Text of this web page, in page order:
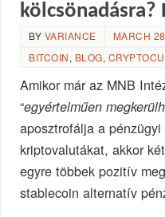
kölcsönadásra?
BY VARIANCE
MARCH
BITCOIN, BLOG,
Amikor már az MNB
“egyértelműen
aposztrofálja a
kriptovalutákat, akkor
egyre többek pozitív
stablecoin alternatív